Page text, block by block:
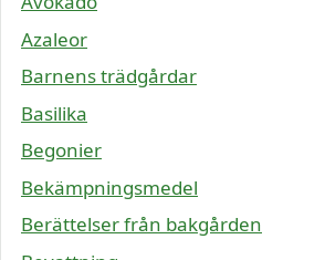
Azaleor
Barnens trädgårdar
Basilika
Begonier
Bekämpningsmedel
Berättelser från bakgården